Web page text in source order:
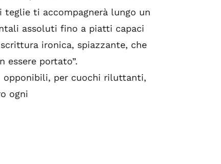
ti accompagnerà lungo un
assoluti fino a piatti capaci
ironica, spiazzante, che
essere portato”.
per cuochi riluttanti,
ogni